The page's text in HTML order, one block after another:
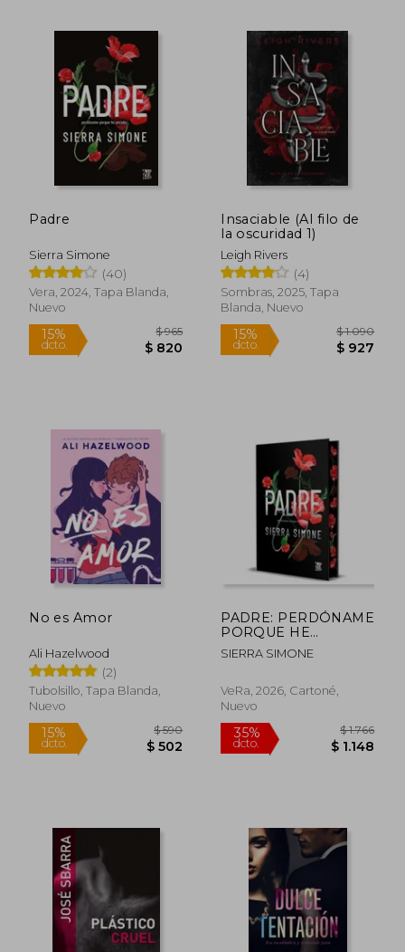
15%
dcto.
15%
dcto.
Rápido
Padre
Sierra Simone
(40)
Vera, 2024, Tapa Blanda,
Nuevo
15%
dcto.
$ 965
$ 820
Insaciable (Al filo de
la oscuridad 1)
Leigh Rivers
(4)
Sombras, 2025, Tapa
Blanda, Nuevo
15%
dcto.
$
No es Amor
Ali Hazelwood
(2)
Tubolsillo, Tapa Blanda,
Nuevo
PADRE: PERDÓNAME
PORQUE HE
PECADO - ED. DE
LUJO TD
SIERRA SIMONE
VeRa, 2026, Cartoné,
Nuevo